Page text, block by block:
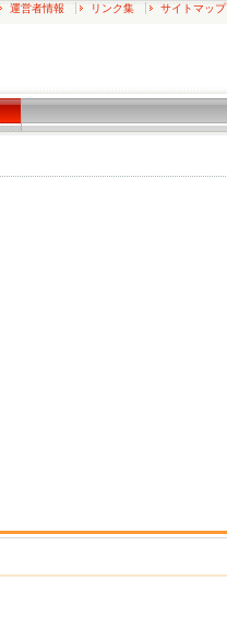
運営者情報 リンク集 サイトマップ